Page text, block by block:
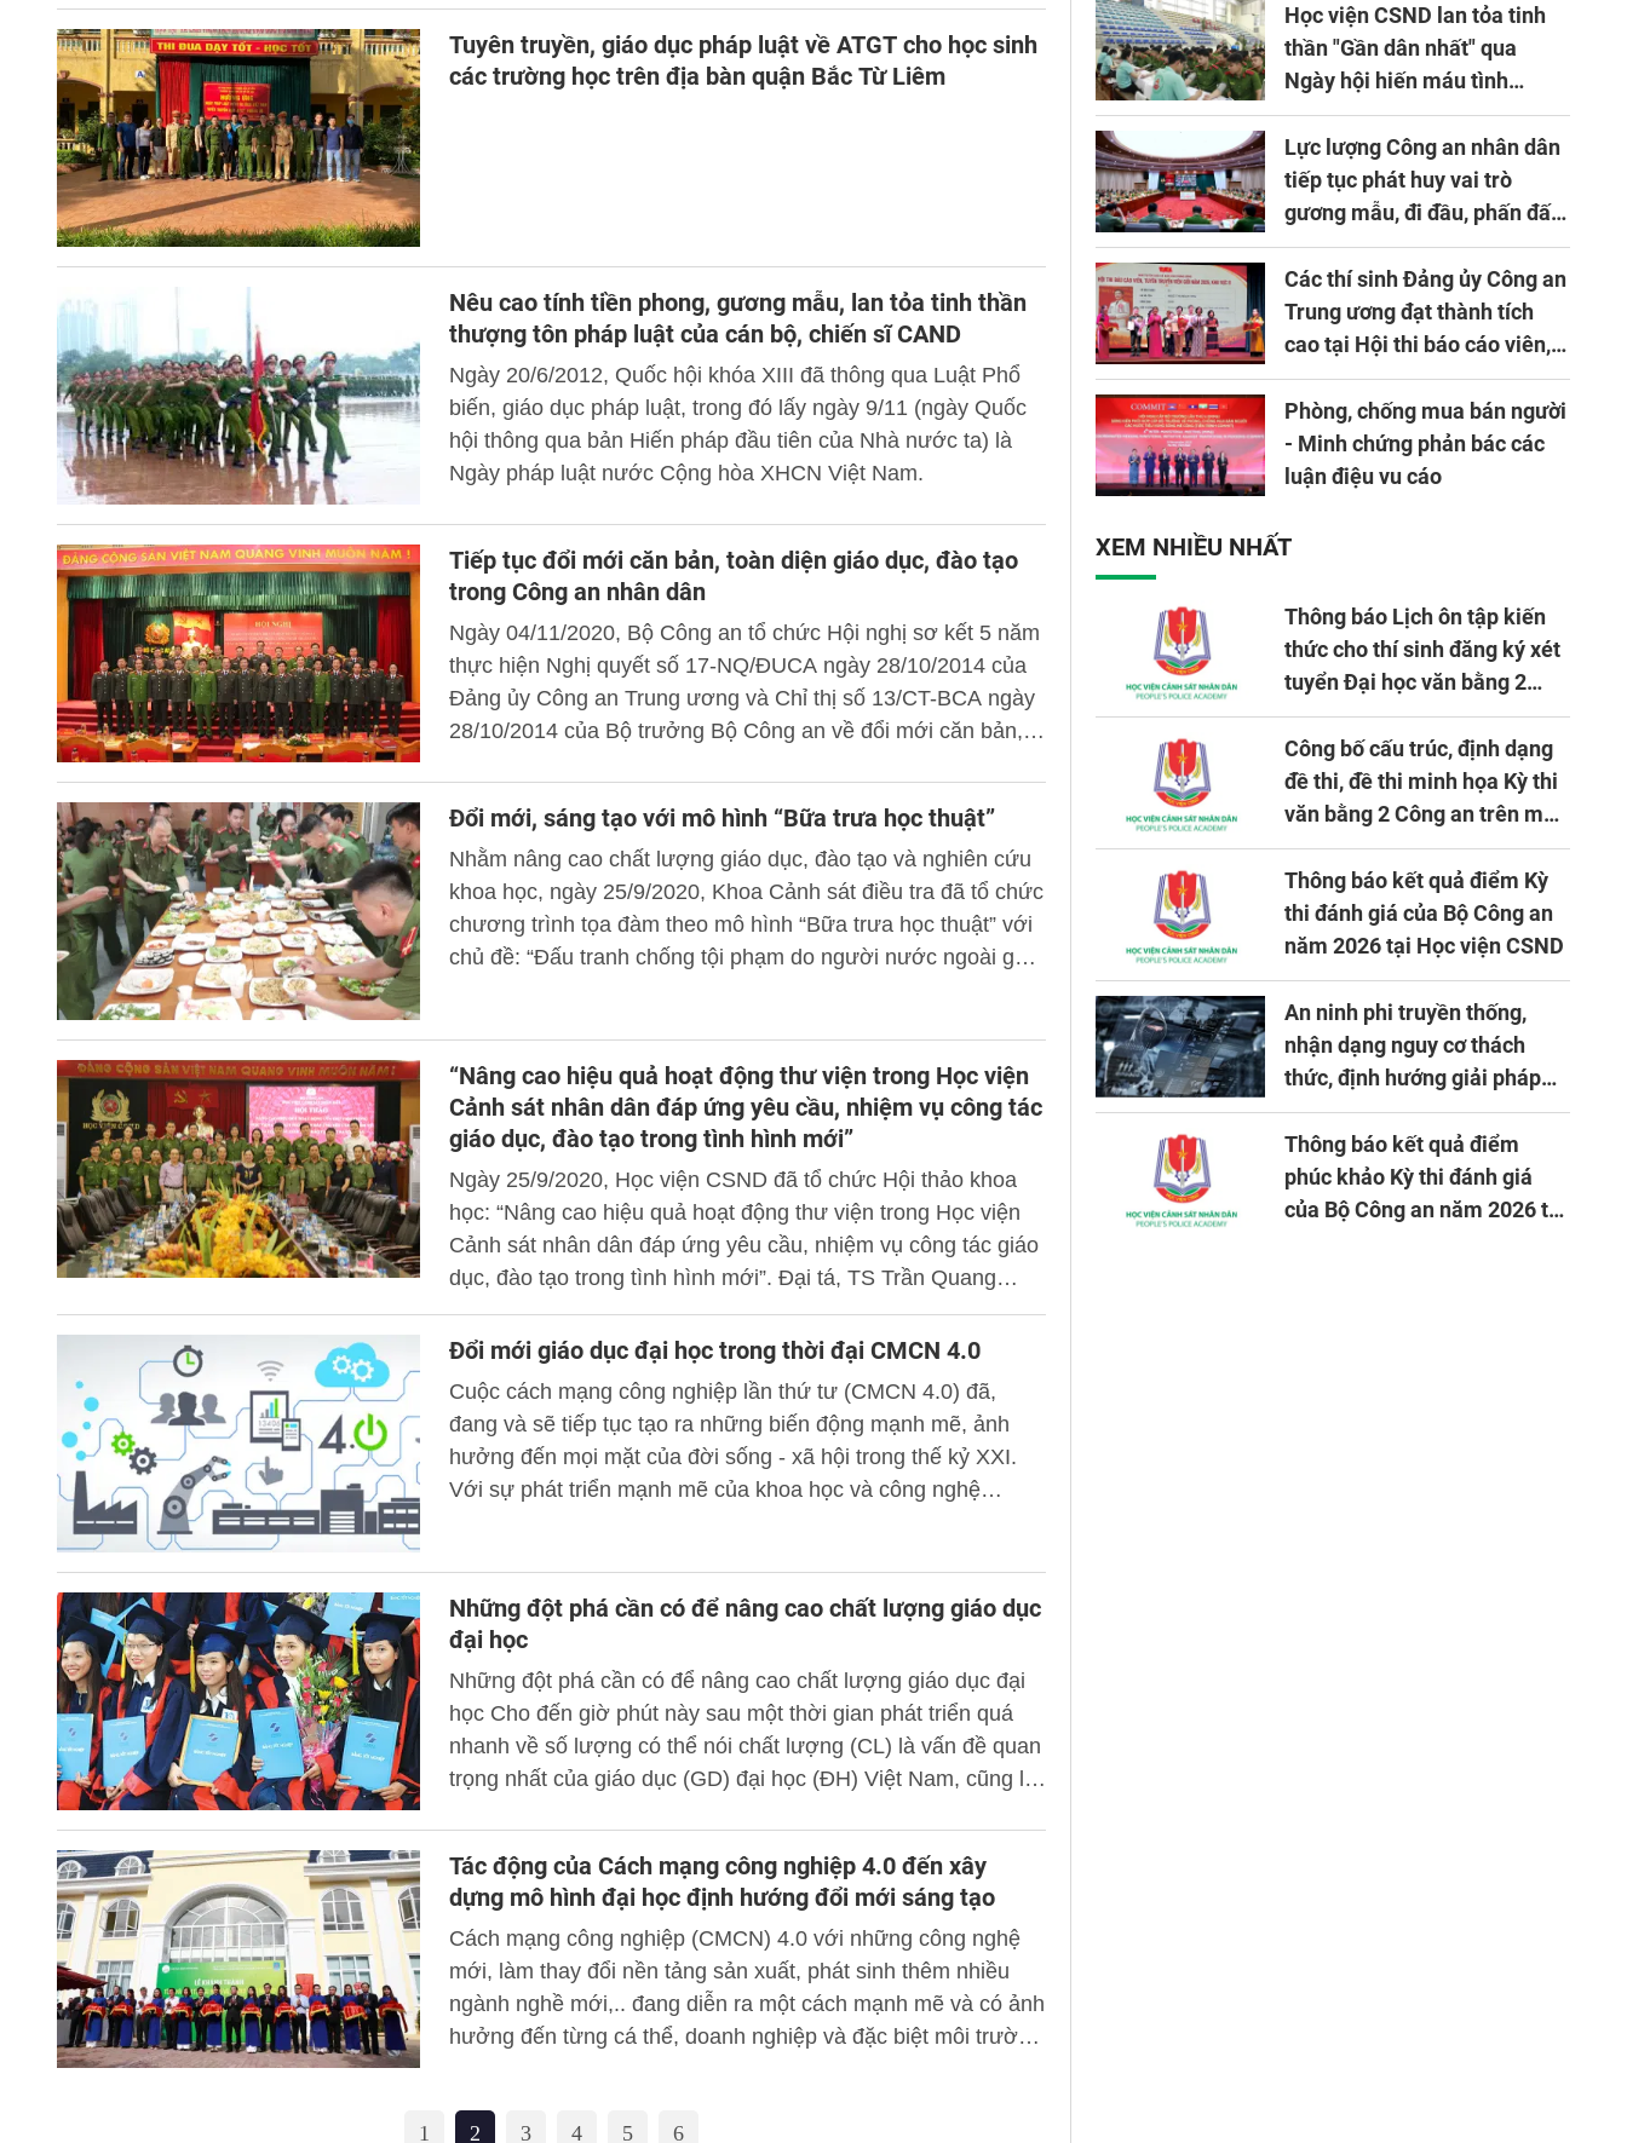
Tuyên truyền, giáo dục pháp luật về ATGT cho học sinh
các trường học trên địa bàn quận Bắc Từ Liêm
Nêu cao tính tiền phong, gương mẫu, lan tỏa tinh thần
thượng tôn pháp luật của cán bộ, chiến sĩ CAND
Ngày 20/6/2012, Quốc hội khóa XIII đã thông qua Luật Phổ
biến, giáo dục pháp luật, trong đó lấy ngày 9/11 (ngày Quốc
hội thông qua bản Hiến pháp đầu tiên của Nhà nước ta) là
Ngày pháp luật nước Cộng hòa XHCN Việt Nam.
Tiếp tục đổi mới căn bản, toàn diện giáo dục, đào tạo
trong Công an nhân dân
Ngày 04/11/2020, Bộ Công an tổ chức Hội nghị sơ kết 5 năm
thực hiện Nghị quyết số 17-NQ/ĐUCA ngày 28/10/2014 của
Đảng ủy Công an Trung ương và Chỉ thị số 13/CT-BCA ngày
28/10/2014 của Bộ trưởng Bộ Công an về đổi mới căn bản,
Thượng tướng, PGS.TS Nguyễn Văn Thành, Ủy viên Trung
ương Đảng, Thứ trưởng Bộ Công an dự và phát biểu chỉ đạo.
Đổi mới, sáng tạo với mô hình “Bữa trưa học thuật”
Nhằm nâng cao chất lượng giáo dục, đào tạo và nghiên cứu
khoa học, ngày 25/9/2020, Khoa Cảnh sát điều tra đã tổ chức
chương trình tọa đàm theo mô hình “Bữa trưa học thuật” với
chủ đề: “Đấu tranh chống tội phạm do người nước ngoài gây
“Nâng cao hiệu quả hoạt động thư viện trong Học viện
Cảnh sát nhân dân đáp ứng yêu cầu, nhiệm vụ công tác
giáo dục, đào tạo trong tình hình mới”
Ngày 25/9/2020, Học viện CSND đã tổ chức Hội thảo khoa
học: “Nâng cao hiệu quả hoạt động thư viện trong Học viện
Cảnh sát nhân dân đáp ứng yêu cầu, nhiệm vụ công tác giáo
dục, đào tạo trong tình hình mới”. Đại tá, TS Trần Quang
Huyên, Phó Giám đốc Học viện chủ trì Hội thảo.
Đổi mới giáo dục đại học trong thời đại CMCN 4.0
Cuộc cách mạng công nghiệp lần thứ tư (CMCN 4.0) đã,
đang và sẽ tiếp tục tạo ra những biến động mạnh mẽ, ảnh
hưởng đến mọi mặt của đời sống - xã hội trong thế kỷ XXI.
Với sự phát triển mạnh mẽ của khoa học và công nghệ
học sang nền giáo dục giúp phát triển kỹ năng, thúc đẩy tư
duy đổi mới sáng tạo.
Những đột phá cần có để nâng cao chất lượng giáo dục
đại học
Những đột phá cần có để nâng cao chất lượng giáo dục đại
học Cho đến giờ phút này sau một thời gian phát triển quá
nhanh về số lượng có thể nói chất lượng (CL) là vấn đề quan
trọng nhất của giáo dục (GD) đại học (ĐH) Việt Nam, cũng là
Tác động của Cách mạng công nghiệp 4.0 đến xây
dựng mô hình đại học định hướng đổi mới sáng tạo
Cách mạng công nghiệp (CMCN) 4.0 với những công nghệ
mới, làm thay đổi nền tảng sản xuất, phát sinh thêm nhiều
ngành nghề mới,.. đang diễn ra một cách mạnh mẽ và có ảnh
hưởng đến từng cá thể, doanh nghiệp và đặc biệt môi trường
1
2 3 4 5 6
APTA
Học viện CSND lan tỏa tinh
thần "Gần dân nhất" qua
Ngày hội hiến máu tình
nguyện
Lực lượng Công an nhân dân
tiếp tục phát huy vai trò
gương mẫu, đi đầu, phấn đấu
hoàn thành xuất sắc mọi
nhiệm vụ được giao
Các thí sinh Đảng ủy Công an
Trung ương đạt thành tích
cao tại Hội thi báo cáo viên,
tuyên truyền viên giỏi khu
vực II năm 2026
Phòng, chống mua bán người
- Minh chứng phản bác các
luận điệu vu cáo
XEM NHIỀU NHẤT
Thông báo Lịch ôn tập kiến
thức cho thí sinh đăng ký xét
tuyển Đại học văn bằng 2
tuyển mới, mở tại Học viện
CSND năm học 2026 - 2027
Công bố cấu trúc, định dạng
đề thi, đề thi minh họa Kỳ thi
văn bằng 2 Công an trên máy
tính
Thông báo kết quả điểm Kỳ
thi đánh giá của Bộ Công an
năm 2026 tại Học viện CSND
An ninh phi truyền thống,
nhận dạng nguy cơ thách
thức, định hướng giải pháp
đảm bảo an ninh quốc gia
trong tình hình hiện nay
Thông báo kết quả điểm
phúc khảo Kỳ thi đánh giá
của Bộ Công an năm 2026 tại